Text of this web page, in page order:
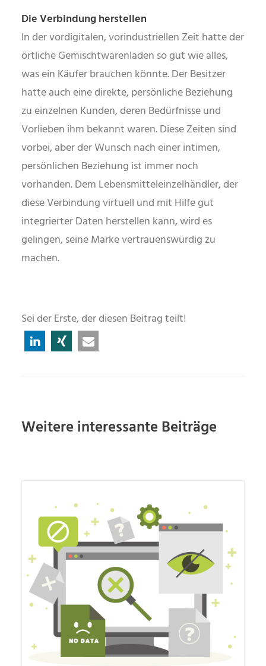
Die Verbindung herstellen
In der vordigitalen, vorindustriellen Zeit hatte der
örtliche Gemischtwarenladen so gut wie alles,
was ein Käufer brauchen könnte. Der Besitzer
hatte auch eine direkte, persönliche Beziehung
zu einzelnen Kunden, deren Bedürfnisse und
Vorlieben ihm bekannt waren. Diese Zeiten sind
vorbei, aber der Wunsch nach einer intimen,
persönlichen Beziehung ist immer noch
vorhanden. Dem Lebensmitteleinzelhändler, der
diese Verbindung virtuell und mit Hilfe gut
integrierter Daten herstellen kann, wird es
gelingen, seine Marke vertrauenswürdig zu
machen.
Sei der Erste, der diesen Beitrag teilt!
Weitere interessante Beiträge